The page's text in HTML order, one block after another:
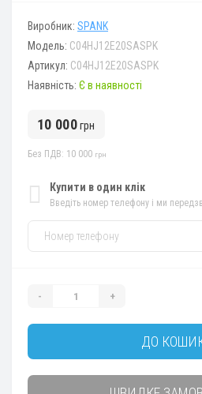
Виробник: SPANK
Модель: C04HJ12E20SASPK
Артикул: C04HJ12E20SASPK
Наявність: Є в наявності
10 000грн
Без ПДВ: 10 000 грн
Купити в один клік
Введіть номер телефону і ми
- +
ДО